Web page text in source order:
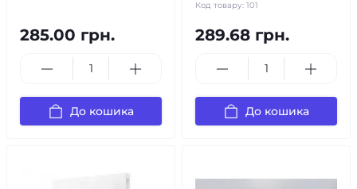
285.00 грн.
До кошика
Код товару: 101
289.68 грн.
До кошика